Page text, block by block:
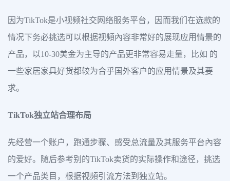
因为TikTok是小视频社交网络服务平台，因而我们在选款的
情况下务必挑选可以根据视頻內容非常好的展现应用情景的
产品，以10-30美金为主导的产品更非常容易走量，比如 的
一些家居家具好货都较为合乎国外客户的应用情景及其要
求。
TikTok独立站合理布局
先经营一个账户，跑通步骤、感受总流量及其服务平台內容
的爱好。随后参考别的TikTok卖货的实际操作和途径，挑选
一个产品类目，根据视頻引流方法到独立站。